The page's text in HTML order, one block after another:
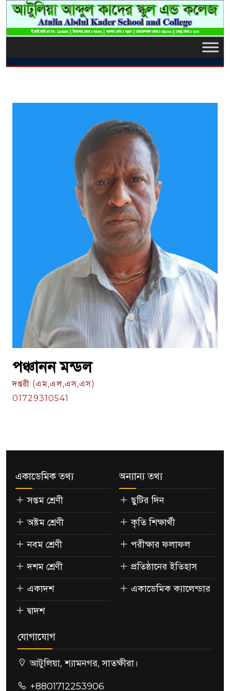
পঞ্চানন মন্ডল
দপ্তরী (এম,এল,এস,এস)
01729310541
একাডেমিক তথ্য
সপ্তম শ্রেণী
অষ্টম শ্রেণী
নবম শ্রেণী
দশম শ্রেণী
একাদশ
দ্বাদশ
অন্যান্য তথ্য
ছুটির দিন
কৃতি শিক্ষার্থী
পরীক্ষার ফলাফল
প্রতিষ্ঠানের ইতিহাস
একাডেমিক ক্যালেন্ডার
যোগাযোগ
আটুলিয়া, শ্যামনগর, সাতক্ষীরা।
+8801712253906